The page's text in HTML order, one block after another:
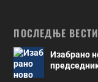
ПОСЛЕДЊЕ ВЕСТИ
Изабрано